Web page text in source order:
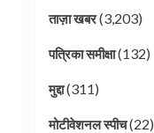
ताज़ा खबर(3,203)
पत्रिका समीक्षा(132)
मुद्दा(311)
मोटीवेशनल स्पीच(22)